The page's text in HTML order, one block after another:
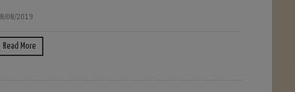
08/2019
Read More